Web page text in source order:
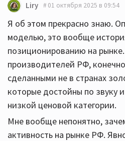
Liry 01 октября 2025 в 09:54
Я об этом прекрасно знаю.
моделью, это вообще
позиционированию на
производителей РФ,
сделанными не в странах
которые достойны по звуку
низкой ценовой категории.
Мне вообще непонятно,
активность на рынке РФ.